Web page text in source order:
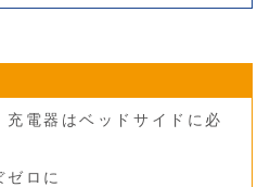
電器はベッドサイドに必
ゼロに